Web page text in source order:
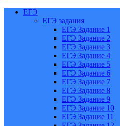
ЕГЭ
ЕГЭ задания
ЕГЭ Задание 1
ЕГЭ Задание 2
ЕГЭ Задание 3
ЕГЭ Задание 4
ЕГЭ Задание 5
ЕГЭ Задание 6
ЕГЭ Задание 7
ЕГЭ Задание 8
ЕГЭ Задание 9
ЕГЭ Задание 10
ЕГЭ Задание 11